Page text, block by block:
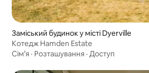
Заміський будинок у місті Dyerville
Котедж Hamden Estate
Сім’я · Розташування · Доступ